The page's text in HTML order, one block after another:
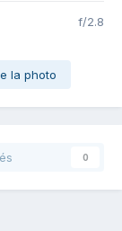
f/2.8
la photo
0